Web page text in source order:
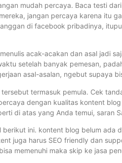
mudah percaya. Baca testi
jangan percaya karena itu
di facebook pribadinya,
acak-acakan dan asal jadi
setelah banyak pemesan,
asal-asalan, ngebut supaya
termasuk pemula. Cek
dengan kualitas kontent
di atas yang Anda temui, saran
berikut ini. kontent blog belum ada
juga harus SEO friendly dan
memenuhi maka skip ke jasa